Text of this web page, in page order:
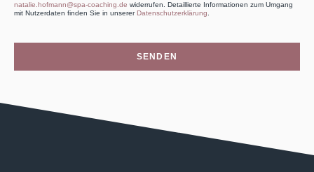
natalie.hofmann@spa-coaching.de widerrufen. Detaillierte Informationen zum Umgang
mit Nutzerdaten finden Sie in unsererDatenschutzerklärung.
SENDEN